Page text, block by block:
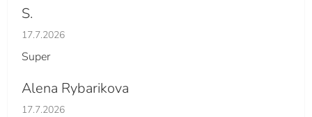
S.
Hodnotenie obchodu je 5 z 5 hviezdičiek.
17.7.2026
Super
Alena Rybarikova
Hodnotenie obchodu je 5 z 5 hviezdičiek.
17.7.2026